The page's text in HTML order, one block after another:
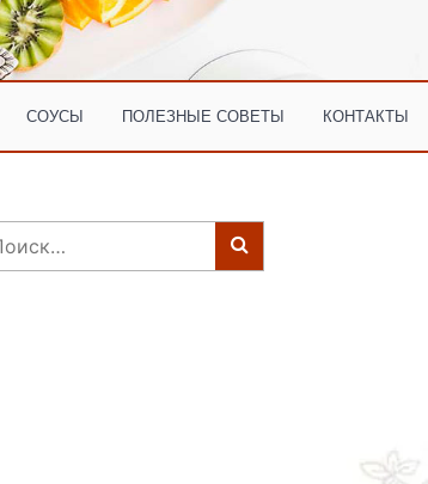
СОУСЫ ПОЛЕЗНЫЕ СОВЕТЫ КОНТАКТЫ